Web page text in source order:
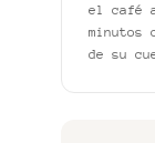
el café
minutos
de su